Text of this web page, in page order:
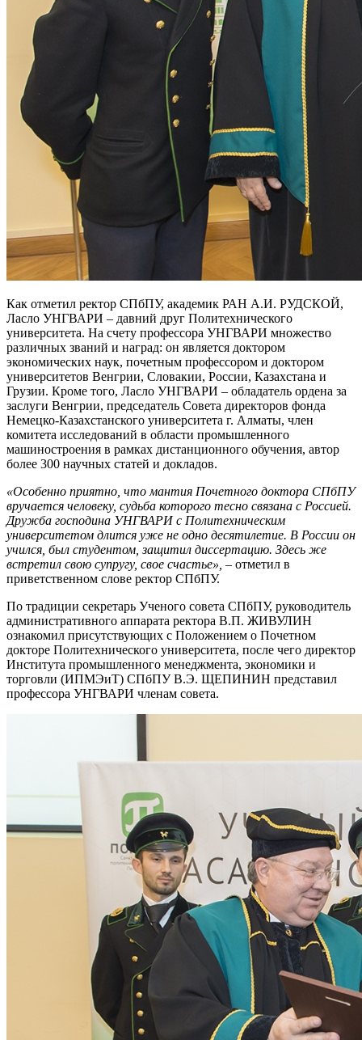
Как отметил ректор СПбПУ, академик РАН А.И. РУДСКОЙ,
Ласло УНГВАРИ – давний друг Политехнического
университета. На счету профессора УНГВАРИ множество
различных званий и наград: он является доктором
экономических наук, почетным профессором и доктором
университетов Венгрии, Словакии, России, Казахстана и
Грузии. Кроме того, Ласло УНГВАРИ – обладатель ордена за
заслуги Венгрии, председатель Совета директоров фонда
Немецко-Казахстанского университета г. Алматы, член
комитета исследований в области промышленного
машиностроения в рамках дистанционного обучения, автор
более 300 научных статей и докладов.
«Особенно приятно, что мантия Почетного доктора СПбПУ
вручается человеку, судьба которого тесно связана с Россией.
Дружба господина УНГВАРИ с Политехническим
университетом длится уже не одно десятилетие. В России он
учился, был студентом, защитил диссертацию. Здесь же
встретил свою супругу, свое счастье», – отметил в
приветственном слове ректор СПбПУ.
По традиции секретарь Ученого совета СПбПУ, руководитель
административного аппарата ректора В.П. ЖИВУЛИН
ознакомил присутствующих с Положением о Почетном
докторе Политехнического университета, после чего директор
Института промышленного менеджмента, экономики и
торговли (ИПМЭиТ) СПбПУ В.Э. ЩЕПИНИН представил
профессора УНГВАРИ членам совета.